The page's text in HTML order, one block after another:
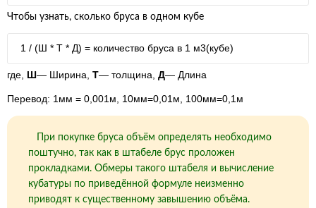
Чтобы узнать, сколько бруса в одном кубе
1 / (Ш * Т * Д) = количество бруса в 1 м3(кубе)
где, Ш— Ширина, Т— толщина, Д— Длина
Перевод: 1мм = 0,001м, 10мм=0,01м, 100мм=0,1м
При покупке бруса объём определять необходимо
поштучно, так как в штабеле брус проложен
прокладками. Обмеры такого штабеля и вычисление
кубатуры по приведённой формуле неизменно
приводят к существенному завышению объёма.